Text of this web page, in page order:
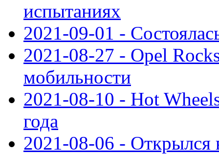
испытаниях
2021-09-01 -
2021-08-27 - Opel
мобильности
2021-08-10 - Hot
года
2021-08-06 - Открылся